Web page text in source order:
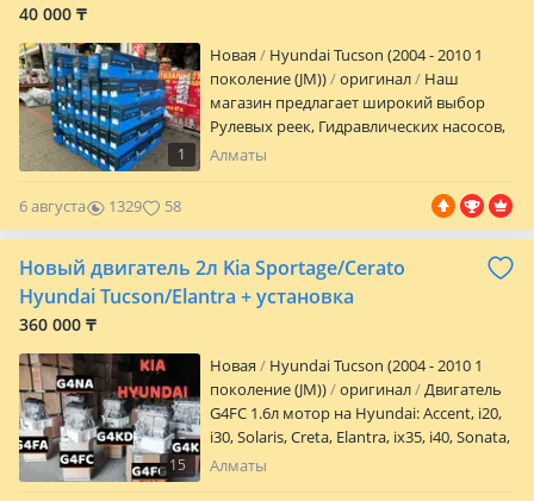
40 000 ₸
1
Новая
Hyundai Tucson (2004 - 2010 1
поколение (JM))
оригинал
Наш
магазин предлагает широкий выбор
Рулевых реек, Гидравлических насосов,
Головка блока цилиндров, и многое
Отправка по Казахстану в любую точку.
Для постоянных клиентов и Мастерам
скидка Мы находимся в городе Алматы
Алматы
6 августа 1329 58
Новый двигатель 2л Kia Sportage/Cerato
Hyundai Tucson/Elantra + установка
360 000 ₸
15
Новая
Hyundai Tucson (2004 - 2010 1
поколение (JM))
оригинал
Двигатель
G4FC 1.6л мотор на Hyundai: Accent, i20,
i30, Solaris, Creta, Elantra, ix35, i40, Sonata,
Tucson, Veloster, Kona Kia: Carens, Cerato,
Алматы